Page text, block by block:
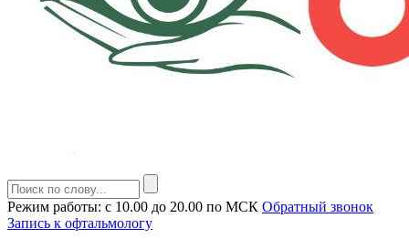
Режим работы: с 10.00 до 20.00 по МСК Обратный звонок
Запись к офтальмологу